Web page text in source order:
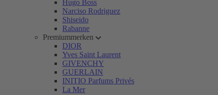
Hugo Boss
Narciso Rodriguez
Shiseido
Rabanne
Premiummerken
DIOR
Yves Saint Laurent
GIVENCHY
GUERLAIN
INITIO Parfums Privés
La Mer